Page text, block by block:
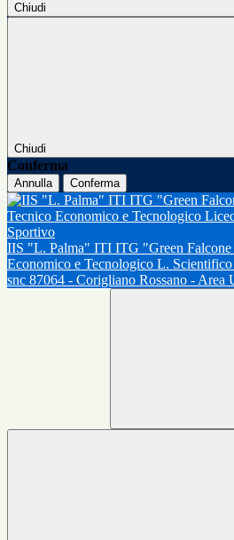
Chiudi
Chiudi
Conferma
Annulla Conferma
IIS "L. Palma" ITI ITG "Green
Economico e Tecnologico L.
snc 87064 - Corigliano Rossano - Area